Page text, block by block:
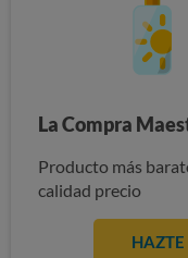
La Compra
Producto más
calidad precio
HAZTE